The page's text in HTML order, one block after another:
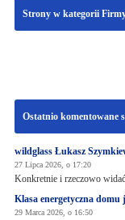
Strony w kategorii
Ostatnio komentowane
wildglass Łukasz
27 Lipca 2026, o 17:20
Konkretnie i rzeczowo
Klasa energetyczna domu
29 Marca 2026, o 16:50